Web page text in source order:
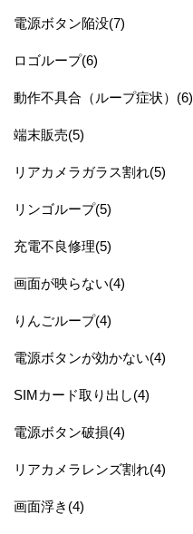
電源ボタン陥没(7)
ロゴループ(6)
動作不具合（ループ症状）(6)
端末販売(5)
リアカメラガラス割れ(5)
リンゴループ(5)
充電不良修理(5)
画面が映らない(4)
りんごループ(4)
電源ボタンが効かない(4)
SIMカード取り出し(4)
電源ボタン破損(4)
リアカメラレンズ割れ(4)
画面浮き(4)